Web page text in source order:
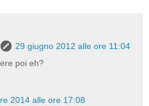
29 giugno 2012 alle ore 11:04
poi eh?
2014 alle ore 17:08